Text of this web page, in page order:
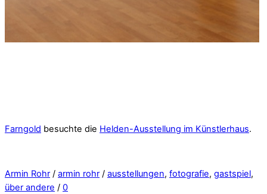
Farngold besuchte die Helden-Ausstellung im Künstlerhaus.
Armin Rohr / armin rohr / ausstellungen, fotografie, gastspiel,
über andere / 0